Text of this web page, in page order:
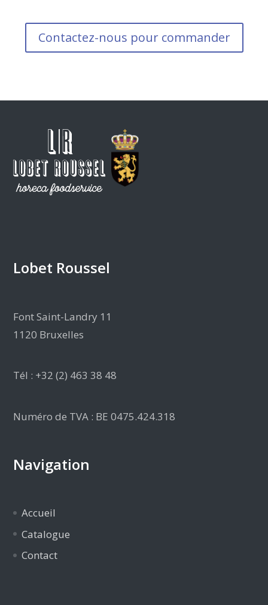
Contactez-nous pour commander
Lobet Roussel
Font Saint-Landry 11
1120 Bruxelles
Tél : +32 (2) 463 38 48
Numéro de TVA : BE 0475.424.318
Navigation
Accueil
Catalogue
Contact